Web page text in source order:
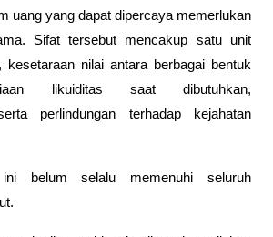
uang yang dapat dipercaya memerlukan
Sifat tersebut mencakup satu unit
kesetaraan nilai antara berbagai bentuk
likuiditas saat dibutuhkan,
perlindungan terhadap kejahatan
belum selalu memenuhi seluruh